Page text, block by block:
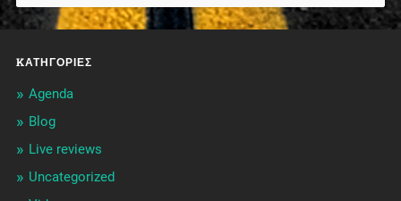
KΑΤΗΓΟΡΊΕΣ
Agenda
Blog
Live reviews
Uncategorized